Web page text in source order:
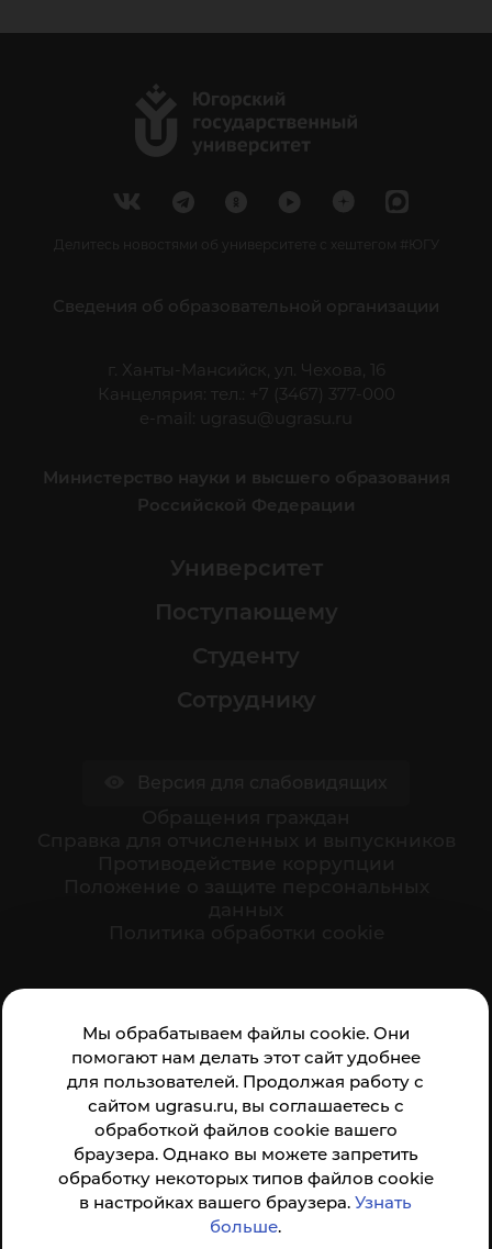
Мы обрабатываем файлы cookie. Они
помогают нам делать этот сайт удобнее
для пользователей. Продолжая работу с
сайтом ugrasu.ru, вы соглашаетесь с
обработкой файлов cookie вашего
браузера. Однако вы можете запретить
обработку некоторых типов файлов cookie
в настройках вашего браузера.Узнать
больше.
Делитесь новостями об университете с хештегом #ЮГУ
Сведения об образовательной организации
г. Ханты-Мансийск, ул. Чехова, 16
Канцелярия: тел.: +7 (3467) 377-000
e-mail:
ugrasu@ugrasu.ru
Министерство науки и высшего образования
Российской Федерации
Университет
Поступающему
Студенту
Сотруднику
организации:
Анкета доступна по QR-коду, а так же по прямой
ссылке